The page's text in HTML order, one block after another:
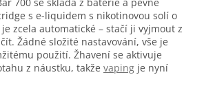
s e-liquidem s nikotinovou solí o
zcela automatické – stačí ji vyjmout z
Žádné složité nastavování, vše je
použití. Žhavení se aktivuje
z náustku, takže vaping je nyní